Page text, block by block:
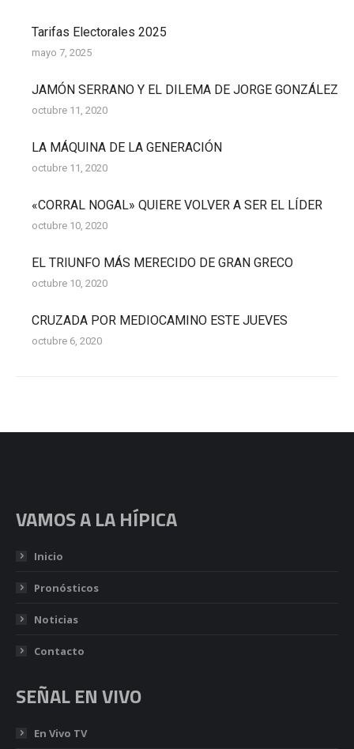
Tarifas Electorales 2025
mayo 7, 2025
JAMÓN SERRANO Y EL DILEMA DE JORGE GONZÁLEZ
octubre 11, 2020
LA MÁQUINA DE LA GENERACIÓN
octubre 11, 2020
«CORRAL NOGAL» QUIERE VOLVER A SER EL LÍDER
octubre 10, 2020
EL TRIUNFO MÁS MERECIDO DE GRAN GRECO
octubre 10, 2020
CRUZADA POR MEDIOCAMINO ESTE JUEVES
octubre 6, 2020
VAMOS A LA HÍPICA
Inicio
Pronósticos
Noticias
Contacto
SEÑAL EN VIVO
En Vivo TV